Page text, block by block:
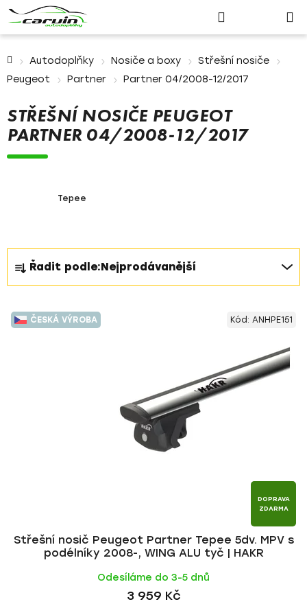
Přihlášení
košík
Autodoplňky Nosiče a boxy
Střešní nosiče
Peugeot
Partner Partner 04/2008-12/2017
STŘEŠNÍ NOSIČE PEUGEOT
PARTNER 04/2008-12/2017
Tepee
Ř
a
z
e
n
Řadit podle:Nejprodávanější
V
ý
ČESKÁ VÝROBA
DOPRAVA
ZDARMA
Střešní nosič Peugeot Partner Tepee 5dv. MPV s
podélníky 2008-, WING ALU tyč | HAKR
Odesíláme do 3-5 dnů
3 959 Kč
Kód: ANHPE151